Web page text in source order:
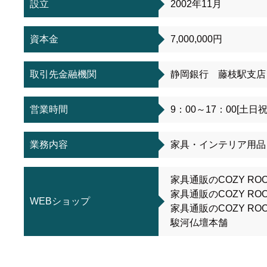
設立 2002年11月
資本金 7,000,000円
取引先金融機関 静岡銀行 藤枝駅支
営業時間 9：00～17：00[土日
業務内容 家具・インテリア用
WEBショップ
家具通販のCOZY
家具通販のCOZY
家具通販のCOZY
駿河仏壇本舗